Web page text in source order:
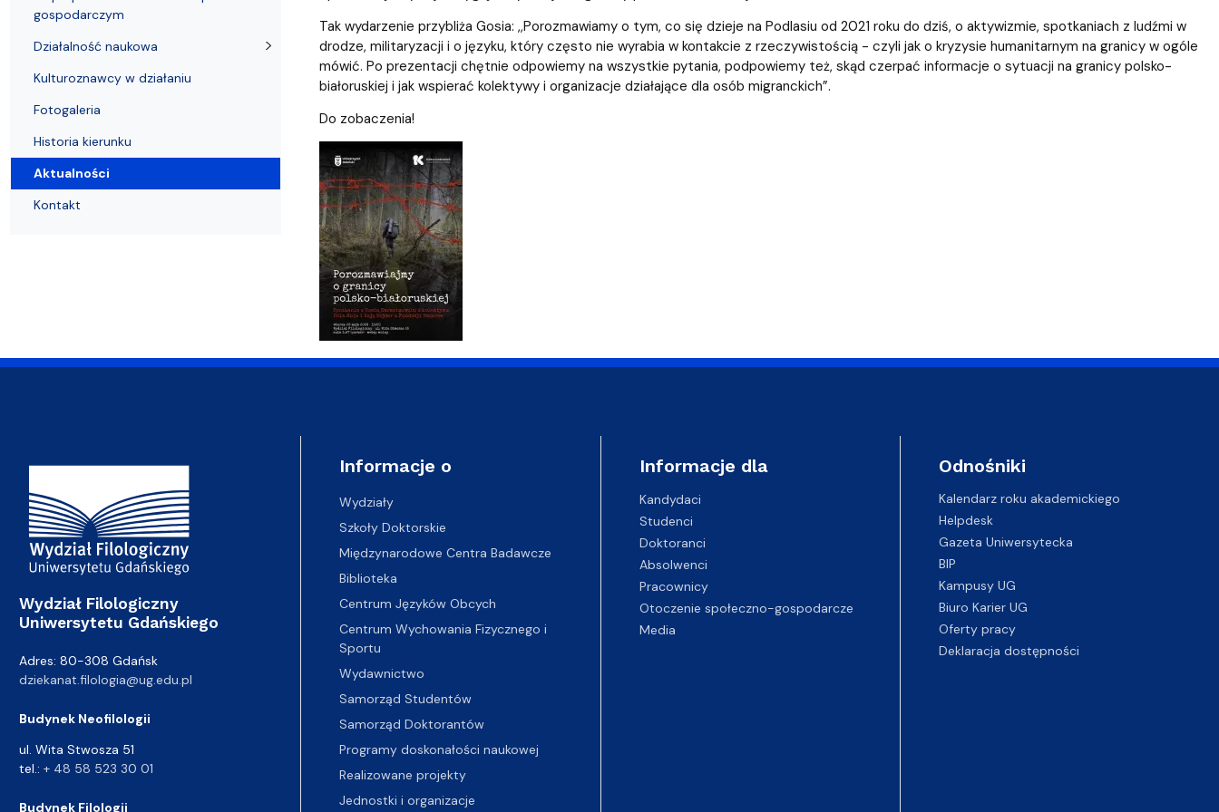
Tak wydarzenie przybliża Gosia: ,,Porozmawiamy o tym, co się dzieje na Podlasiu od 2021 roku do dziś, o aktywizmie, spotkaniach z ludźmi w
drodze, militaryzacji i o języku, który często nie wyrabia w kontakcie z rzeczywistością - czyli jak o kryzysie humanitarnym na granicy w ogóle
mówić. Po prezentacji chętnie odpowiemy na wszystkie pytania, podpowiemy też, skąd czerpać informacje o sytuacji na granicy polsko-
białoruskiej i jak wspierać kolektywy i organizacje działające dla osób migranckich”.
Do zobaczenia!
gospodarczym
Działalność naukowa
Kulturoznawcy w działaniu
Fotogaleria
Historia kierunku
Aktualności
Kontakt
Adres Wydziału
Wydział Filologiczny
Uniwersytetu Gdańskiego
Adres: 80-308 Gdańsk
dziekanat.filologia@ug.edu.pl
Budynek Neofilologii
ul. Wita Stwosza 51
tel.: + 48 58 523 30 01
Budynek Filologii
Informacje o
Wydziały
Szkoły Doktorskie
Międzynarodowe Centra Badawcze
Biblioteka
Centrum Języków Obcych
Centrum Wychowania Fizycznego i
Sportu
Wydawnictwo
Samorząd Studentów
Samorząd Doktorantów
Programy doskonałości naukowej
Realizowane projekty
Jednostki i organizacje
Informacje dla
Kandydaci
Studenci
Doktoranci
Absolwenci
Pracownicy
Otoczenie społeczno-gospodarcze
Media
Odnośniki
Kalendarz roku akademickiego
Helpdesk
Gazeta Uniwersytecka
BIP
Kampusy UG
Biuro Karier UG
Oferty pracy
Deklaracja dostępności